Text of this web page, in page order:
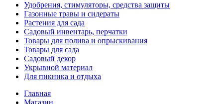
Удобрения, стимуляторы, средства защиты
Газонные травы и сидераты
Растения для сада
Садовый инвентарь, перчатки
Товары для полива и опрыскивания
Товары для сада
Садовый декор
Укрывной материал
Для пикника и отдыха
Главная
Магазин